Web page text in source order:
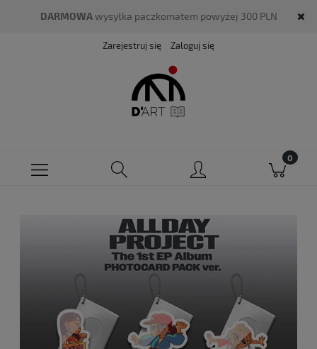
DARMOWAwysyłka paczkomatem powyżej 300 PLN
Zarejestruj się Zaloguj się